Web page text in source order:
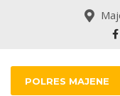
POLRES MAJENE